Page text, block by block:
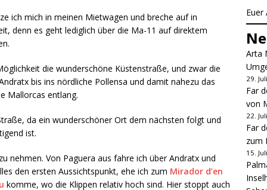
ich mich in meinen Mietwagen und breche auf in
denn es geht lediglich über die Ma-11 auf direktem
die wunderschöne Küstenstraße, und zwar die
bis ins nördliche Pollensa und damit nahezu das
Mallorcas entlang.
da ein wunderschöner Ort dem nächsten folgt und
ist.
nehmen. Von Paguera aus fahre ich über Andratx und
den ersten Aussichtspunkt, ehe ich zum Mirador d’en
komme, wo die Klippen relativ hoch sind. Hier stoppt auch
Euer
Arta
29.
Far
von
22.
Far
zum
15.